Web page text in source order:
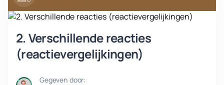
2. Verschillende reacties
(reactievergelijkingen)
Gegeven door: